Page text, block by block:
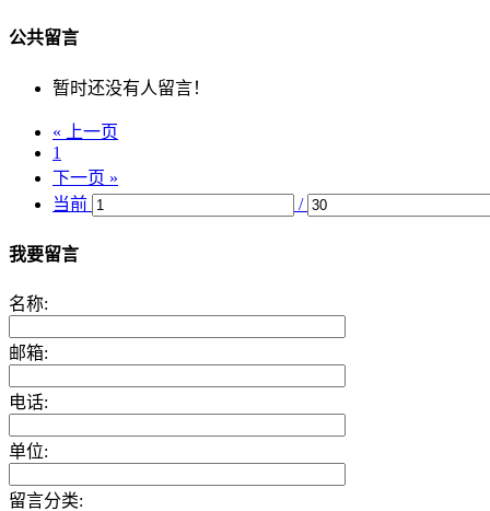
公共留言
暂时还没有人留言！
« 上一页
1
下一页 »
当前
/
我要留言
名称:
邮箱:
电话:
单位:
留言分类: